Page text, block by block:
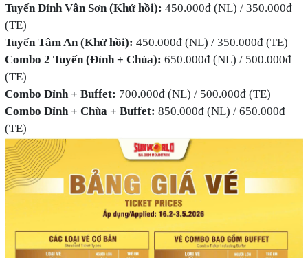
Tuyến Đỉnh Vân Sơn (Khứ hồi): 450.000đ (NL) / 350.000đ
(TE)
Tuyến Tâm An (Khứ hồi): 450.000đ (NL) / 350.000đ (TE)
Combo 2 Tuyến (Đỉnh + Chùa): 650.000đ (NL) / 500.000đ
(TE)
Combo Đỉnh + Buffet: 700.000đ (NL) / 500.000đ (TE)
Combo Đỉnh + Chùa + Buffet: 850.000đ (NL) / 650.000đ
(TE)